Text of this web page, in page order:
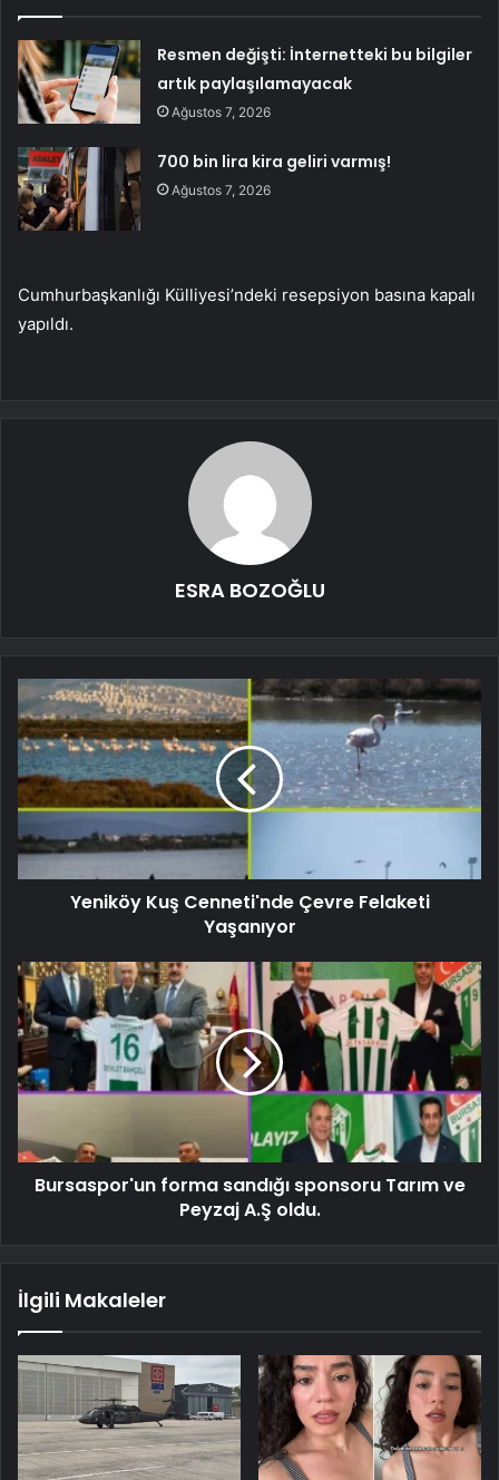
Resmen değişti: İnternetteki bu bilgiler
artık paylaşılamayacak
Ağustos 7, 2026
700 bin lira kira geliri varmış!
Ağustos 7, 2026
Cumhurbaşkanlığı Külliyesi’ndeki resepsiyon basına kapalı
yapıldı.
ESRA BOZOĞLU
Yeniköy Kuş Cenneti'nde Çevre Felaketi
Yaşanıyor
Bursaspor'un forma sandığı sponsoru Tarım ve
Peyzaj A.Ş oldu.
İlgili Makaleler